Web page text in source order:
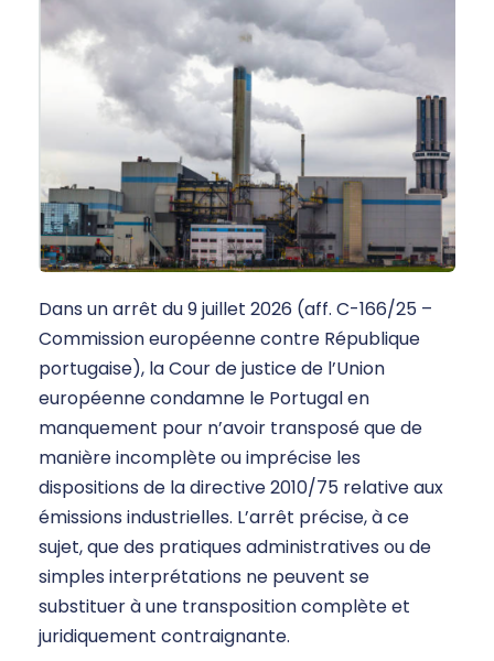
Dans un arrêt du 9 juillet 2026 (aff. C-166/25 –
Commission européenne contre République
portugaise), la Cour de justice de l’Union
européenne condamne le Portugal en
manquement pour n’avoir transposé que de
manière incomplète ou imprécise les
dispositions de la directive 2010/75 relative aux
émissions industrielles. L’arrêt précise, à ce
sujet, que des pratiques administratives ou de
simples interprétations ne peuvent se
substituer à une transposition complète et
juridiquement contraignante.